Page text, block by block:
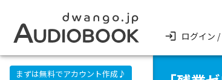
ログイン
まずは無料でアカウント作成♪